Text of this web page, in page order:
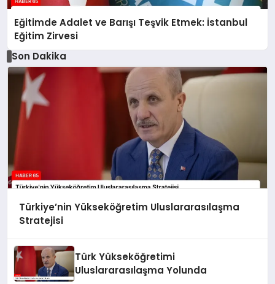
Eğitimde Adalet ve Barışı Teşvik Etmek: İstanbul
Eğitim Zirvesi
Son Dakika
Türkiye’nin Yükseköğretim Uluslararasılaşma
Stratejisi
Türk Yükseköğretimi
Uluslararasılaşma Yolunda